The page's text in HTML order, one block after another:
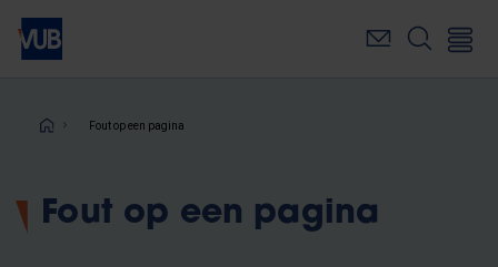
Overslaan
naar
inhoudKruimelpad
Fout op een pagina
Fout op een pagina